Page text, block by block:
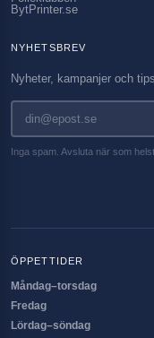
BytPrinter.se
NYHETSBREV
Nyheter, kampanjer och
Inga spam. Avsluta när som helst.
ÖPPETTIDER
Måndag–torsdag
Fredag
Lördag–söndag